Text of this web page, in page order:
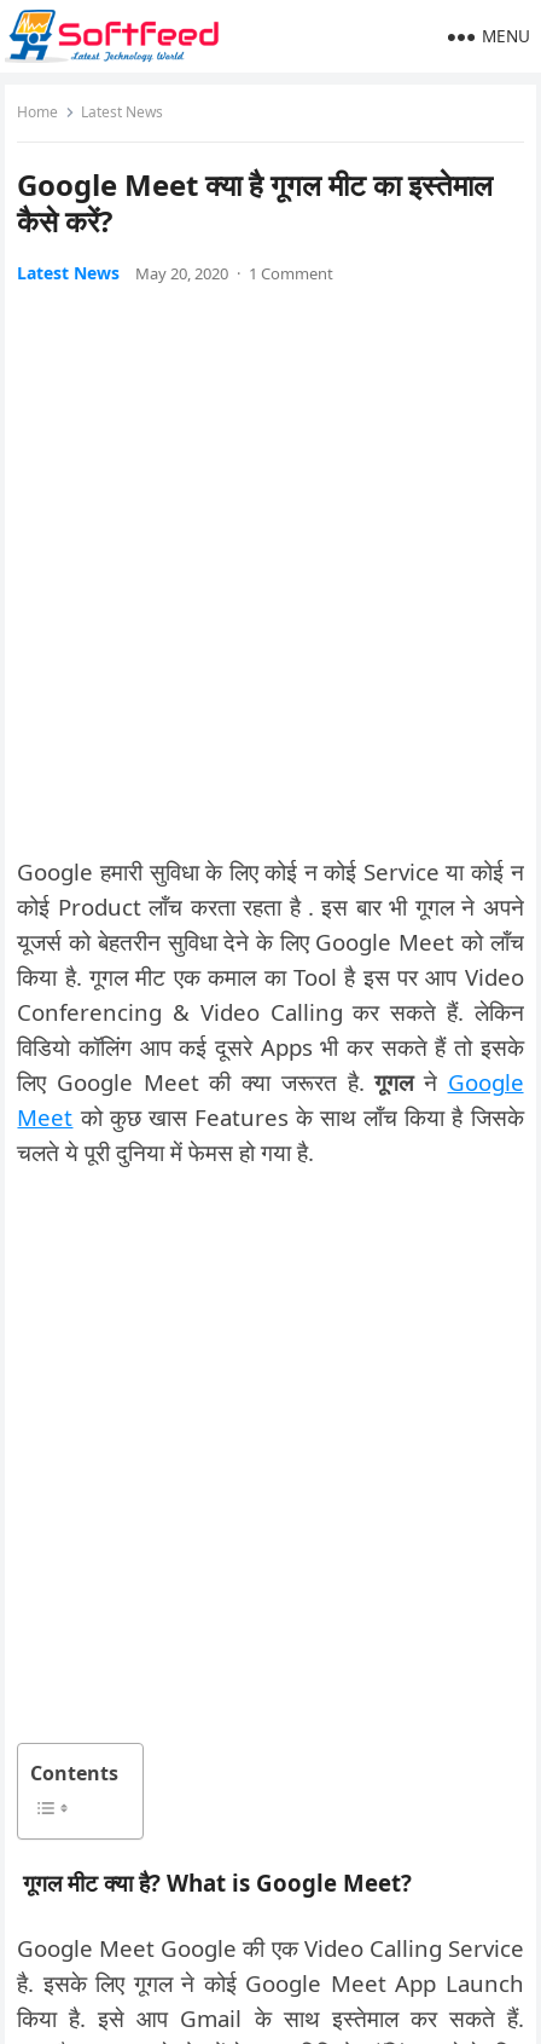
MENU
Home Latest News
Google Meet क्या है गूगल मीट का इस्तेमाल
कैसे करें?
Latest News May 20, 2020 · 1 Comment
Google हमारी सुविधा के लिए कोई न कोई Service या कोई न
कोई Product लॉंच करता रहता है . इस बार भी गूगल ने अपने
यूजर्स को बेहतरीन सुविधा देने के लिए Google Meet को लॉंच
किया है. गूगल मीट एक कमाल का Tool है इस पर आप Video
Conferencing & Video Calling कर सकते हैं. लेकिन
विडियो कॉलिंग आप कई दूसरे Apps भी कर सकते हैं तो इसके
लिए Google Meet की क्या जरूरत है.गूगलने Google
Meet को कुछ खास Features के साथ लॉंच किया है जिसके
चलते ये पूरी दुनिया में फेमस हो गया है.
Contents
गूगल मीट क्या है? What is Google Meet?
Google Meet Google की एक Video Calling Service
है. इसके लिए गूगल ने कोई Google Meet App Launch
किया है. इसे आप Gmail के साथ इस्तेमाल कर सकते हैं.